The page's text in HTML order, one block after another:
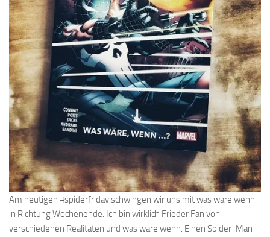
Am heutigen #spiderfriday schwingen wir uns mit was wäre wenn
in Richtung Wochenende. Ich bin wirklich Frieder Fan von
verschiedenen Realitäten und was wäre wenn. Einen Spider-Man